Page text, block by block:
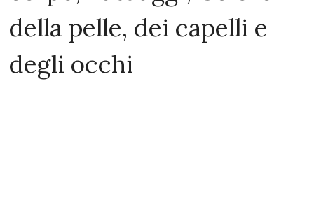
della pelle, dei capelli e
degli occhi